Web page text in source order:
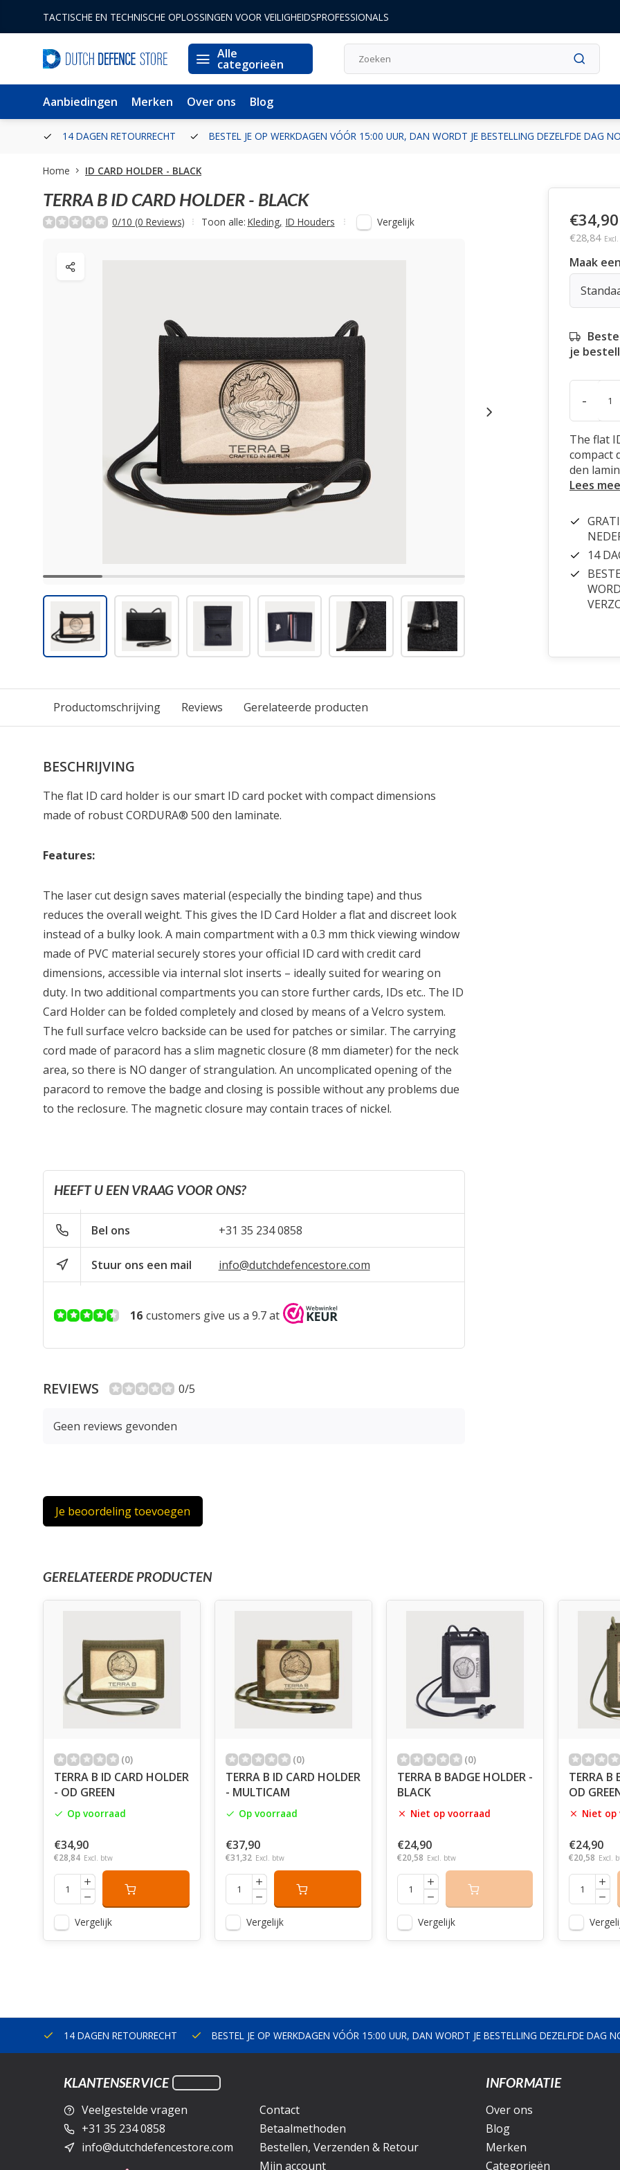
TACTISCHE EN TECHNISCHE OPLOSSINGEN VOOR VEILIGHEIDSPROFESSIONALS
Alle
categorieën
Aanbiedingen Merken Over ons Blog
14 DAGEN RETOURRECHT BESTEL JE OP WERKDAGEN VÓÓR 15:00 UUR, DAN WORDT JE BESTELLING DEZELFDE DAG
Home ID CARD HOLDER - BLACK
TERRA B ID CARD HOLDER - BLACK
0/10 (0 Reviews) Toon alle: Kleding, ID Houders Vergelijk €34,90
€28,84
Maak
je
-
The flat
compact
den
Lees
14
Productomschrijving Reviews Gerelateerde producten
BESCHRIJVING
The flat ID card holder is our smart ID card pocket with compact dimensions
made of robust CORDURA® 500 den laminate.
Features:
The laser cut design saves material (especially the binding tape) and thus
reduces the overall weight. This gives the ID Card Holder a flat and discreet look
instead of a bulky look. A main compartment with a 0.3 mm thick viewing window
made of PVC material securely stores your official ID card with credit card
dimensions, accessible via internal slot inserts – ideally suited for wearing on
duty. In two additional compartments you can store further cards, IDs etc.. The ID
Card Holder can be folded completely and closed by means of a Velcro system.
The full surface velcro backside can be used for patches or similar. The carrying
cord made of paracord has a slim magnetic closure (8 mm diameter) for the neck
area, so there is NO danger of strangulation. An uncomplicated opening of the
paracord to remove the badge and closing is possible without any problems due
to the reclosure. The magnetic closure may contain traces of nickel.
HEEFT U EEN VRAAG VOOR ONS?
Bel ons +31 35 234 0858
Stuur ons een mail info@dutchdefencestore.com
16 customers give us a 9.7 at
REVIEWS 0/5
Geen reviews gevonden
Je beoordeling toevoegen
GERELATEERDE PRODUCTEN
(0)
TERRA B ID CARD HOLDER
- OD GREEN
Op voorraad
€34,90
€28,84 Excl. btw
Vergelijk
(0)
TERRA B ID CARD HOLDER
- MULTICAM
Op voorraad
€37,90
€31,32 Excl. btw
Vergelijk
(0)
TERRA B BADGE HOLDER -
BLACK
Niet op voorraad
€24,90
€20,58 Excl. btw
Vergelijk
TERRA B
OD
Niet op
€24,90
€20,58 Excl.
14 DAGEN RETOURRECHT BESTEL JE OP WERKDAGEN VÓÓR 15:00 UUR, DAN WORDT JE BESTELLING DEZELFDE DAG
KLANTENSERVICE
Veelgestelde vragen
+31 35 234 0858
info@dutchdefencestore.com
Contact
Betaalmethoden
Bestellen, Verzenden & Retour
Mijn account
INFORMATIE
Over ons
Blog
Merken
Categorieën